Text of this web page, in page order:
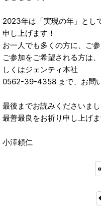
2023年は「実現の年」とし
申し上げます！
お一人でも多くの方に、ご
ご参加をご希望される方は
しくはジェンティ本社
0562-39-4358 まで、お問
最後までお読みくださいま
最善最良をお祈り申し上げま
小澤頼仁
«